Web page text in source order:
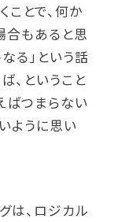
ことで、何か
合もあると思
る」という話
、ということ
ばつまらない
ように思い
は、ロジカル